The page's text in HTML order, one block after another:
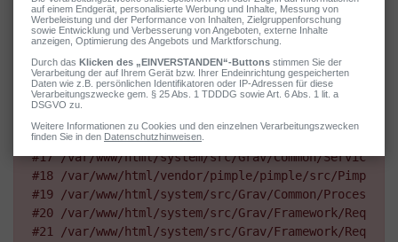
#9 /var/www/html/user/plugins/shortcode-core/
#10 /var/www/html/user/plugins/shortcode-core/
#11 /var/www/html/vendor/symfony/event-dispatcher/
#12 /var/www/html/vendor/symfony/event-dispatcher/
#13 /var/www/html/vendor/symfony/event-dispatcher/
#14 /var/www/html/system/src/Grav/Common/
#15 /var/www/html/system/src/Grav/Common/Page/
#16 /var/www/html/system/src/Grav/Common/Twig/
#17 /var/www/html/system/src/Grav/Common/Service/
#18 /var/www/html/vendor/pimple/pimple/src/Pimple/
#19 /var/www/html/system/src/Grav/Common/
#20 /var/www/html/system/src/Grav/Framework/
#21 /var/www/html/system/src/Grav/Framework/